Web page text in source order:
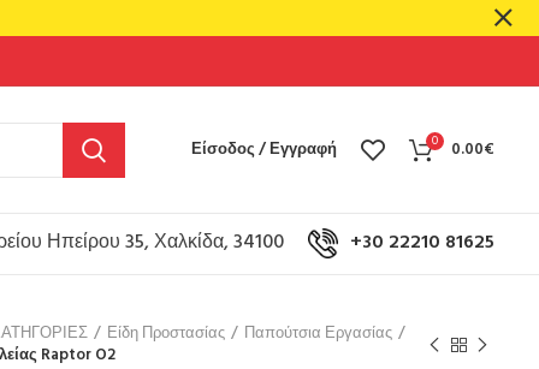
Είσοδος / Εγγραφή 0 0.00€
Ηπείρου 35, Χαλκίδα, 34100 +30 22210 81625
Είδη Προστασίας
Παπούτσια Εργασίας
Raptor O2